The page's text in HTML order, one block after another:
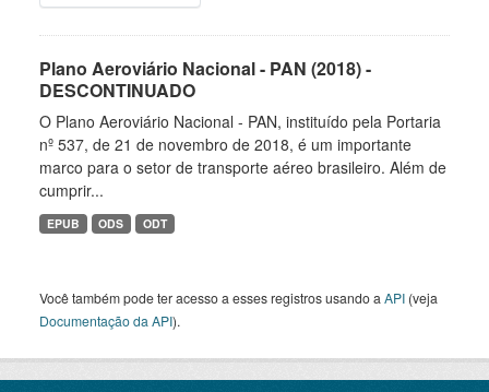
Plano Aeroviário Nacional - PAN (2018) -
DESCONTINUADO
O Plano Aeroviário Nacional - PAN, instituído pela Portaria
nº 537, de 21 de novembro de 2018, é um importante
marco para o setor de transporte aéreo brasileiro. Além de
cumprir...
EPUB ODS ODT
Você também pode ter acesso a esses registros usando a API (veja
Documentação da API).